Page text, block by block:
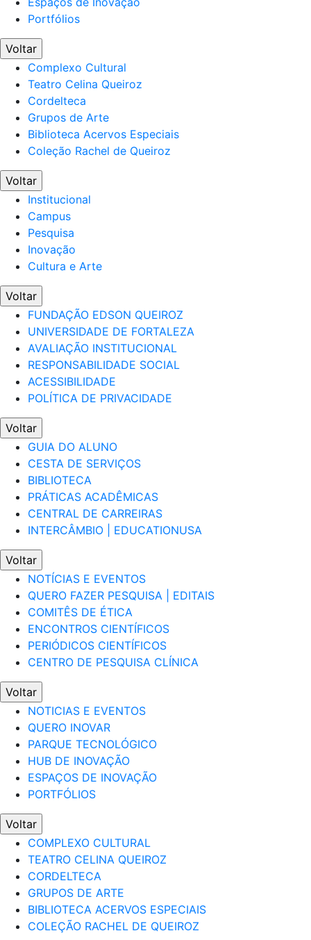
Portfólios
Voltar
Complexo Cultural
Teatro Celina Queiroz
Cordelteca
Grupos de Arte
Biblioteca Acervos Especiais
Coleção Rachel de Queiroz
Voltar
Institucional
Campus
Pesquisa
Inovação
Cultura e Arte
Voltar
FUNDAÇÃO EDSON QUEIROZ
UNIVERSIDADE DE FORTALEZA
AVALIAÇÃO INSTITUCIONAL
RESPONSABILIDADE SOCIAL
ACESSIBILIDADE
POLÍTICA DE PRIVACIDADE
Voltar
GUIA DO ALUNO
CESTA DE SERVIÇOS
BIBLIOTECA
PRÁTICAS ACADÊMICAS
CENTRAL DE CARREIRAS
INTERCÂMBIO | EDUCATIONUSA
Voltar
NOTÍCIAS E EVENTOS
QUERO FAZER PESQUISA | EDITAIS
COMITÊS DE ÉTICA
ENCONTROS CIENTÍFICOS
PERIÓDICOS CIENTÍFICOS
CENTRO DE PESQUISA CLÍNICA
Voltar
NOTICIAS E EVENTOS
QUERO INOVAR
PARQUE TECNOLÓGICO
HUB DE INOVAÇÃO
ESPAÇOS DE INOVAÇÃO
PORTFÓLIOS
Voltar
COMPLEXO CULTURAL
TEATRO CELINA QUEIROZ
CORDELTECA
GRUPOS DE ARTE
BIBLIOTECA ACERVOS ESPECIAIS
COLEÇÃO RACHEL DE QUEIROZ